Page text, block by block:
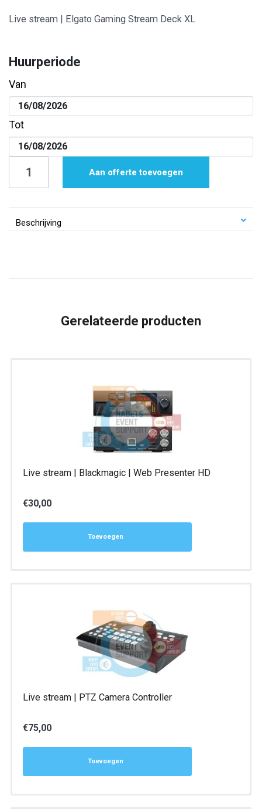
Live stream | Elgato Gaming Stream Deck XL
Huurperiode
Van
Tot
Elgato
Gaming
Aan offerte toevoegen
Beschrijving
Gerelateerde producten
Live stream | Blackmagic | Web Presenter HD
€30,00
Toevoegen
Live stream | PTZ Camera Controller
€75,00
Toevoegen